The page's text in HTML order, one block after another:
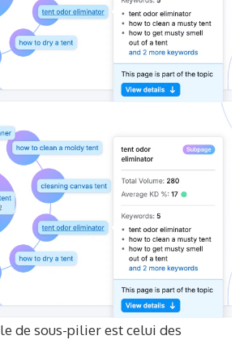
de sous-pilier est celui des